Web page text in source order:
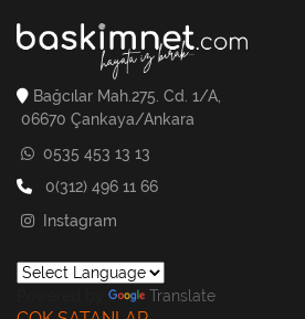
Bağcılar Mah.275. Cd. 1/A,
06670 Çankaya/Ankara
0535 453 13 13
0(312) 496 11 66
Instagram
Translate